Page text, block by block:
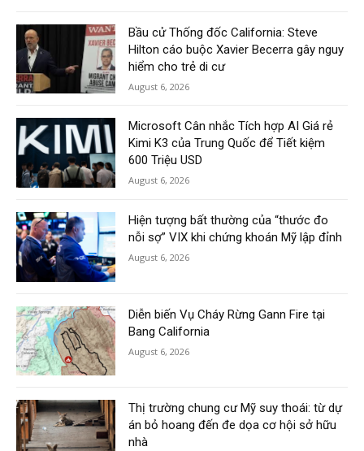
Bầu cử Thống đốc California: Steve
Hilton cáo buộc Xavier Becerra gây nguy
hiểm cho trẻ di cư
August 6, 2026
Microsoft Cân nhắc Tích hợp AI Giá rẻ
Kimi K3 của Trung Quốc để Tiết kiệm
600 Triệu USD
August 6, 2026
Hiện tượng bất thường của “thước đo
nỗi sợ” VIX khi chứng khoán Mỹ lập đỉnh
August 6, 2026
Diễn biến Vụ Cháy Rừng Gann Fire tại
Bang California
August 6, 2026
Thị trường chung cư Mỹ suy thoái: từ dự
án bỏ hoang đến đe dọa cơ hội sở hữu
nhà